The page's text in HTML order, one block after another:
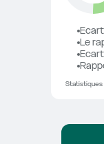
Le
Statistiques